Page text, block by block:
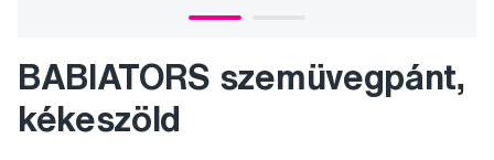
BABIATORS szemüvegpánt,
kékeszöld